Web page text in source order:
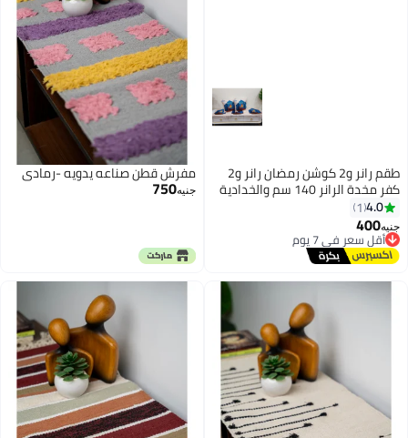
طقم رانر و2 كوشن رمضان رانر و2
كفر مخدة الرانر 140 سم والخدادية
40*40 سم اللون ابيض في ازرق4.0
1
جنيه400
أقل سعر في 7 يوم
توصيل مجاني
أقل سعر في 7 يوم
مفرش قطن صناعه يدويه -رمادي
جنيه750